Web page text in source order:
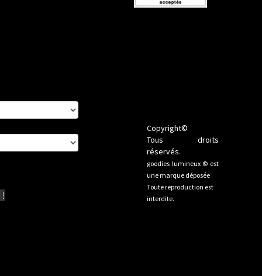
Copyright©
Tous droits
réservés.
goodies lumineux © est
une marque déposée .
Toute reproduction est
interdite.
!